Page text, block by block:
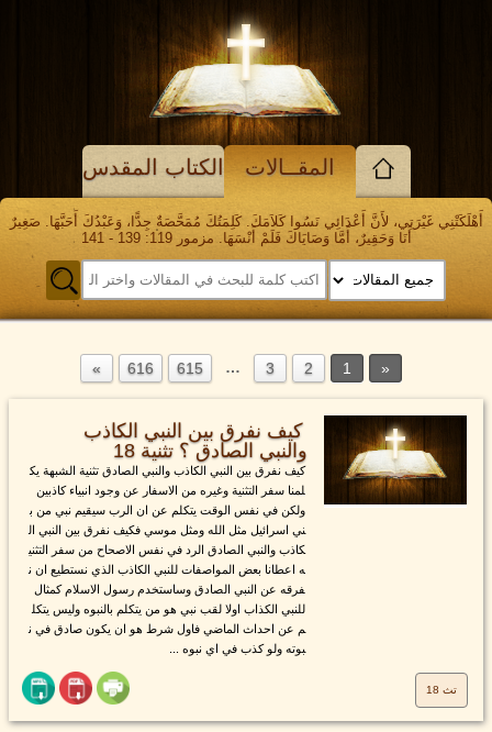
المقــالات الكتاب المقدس
أَهْلَكَتْنِي غَيْرَتِي، لأَنَّ أَعْدَائِي نَسُوا كَلاَمَكَ. كَلِمَتُكَ مُمَحَّصَةٌ جِدًّا، وَعَبْدُكَ أَحَبَّهَا. صَغِيرٌ
أَنَا وَحَقِيرٌ، أَمَّا وَصَايَاكَ فَلَمْ أَنْسَهَا. مزمور 119: 139 - 141
1
2
3
…
615
616
كيف نفرق بين النبي الكاذب
والنبي الصادق ؟ تثنية 18
كيف نفرق بين النبي الكاذب والنبي الصادق تثنية الشبهة يك
لمنا سفر التثنية وغيره من الاسفار عن وجود انبياء كاذبين
ولكن في نفس الوقت يتكلم عن ان الرب سيقيم نبي من ب
ني اسرائيل مثل الله ومثل موسي فكيف نفرق بين النبي ال
كاذب والنبي الصادق الرد في نفس الاصحاح من سفر التثني
ه اعطانا بعض المواصفات للنبي الكاذب الذي نستطيع ان ن
فرقه عن النبي الصادق وساستخدم رسول الاسلام كمثال
للنبي الكذاب اولا لقب نبي هو من يتكلم بالنبوه وليس يتكل
م عن احداث الماضي فاول شرط هو ان يكون صادق في ن
بوته ولو كذب في اي نبوه ...
تث 18